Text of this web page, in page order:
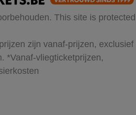
This site is protected
zijn vanaf-prijzen, exclusief
*Vanaf-vliegticketprijzen,